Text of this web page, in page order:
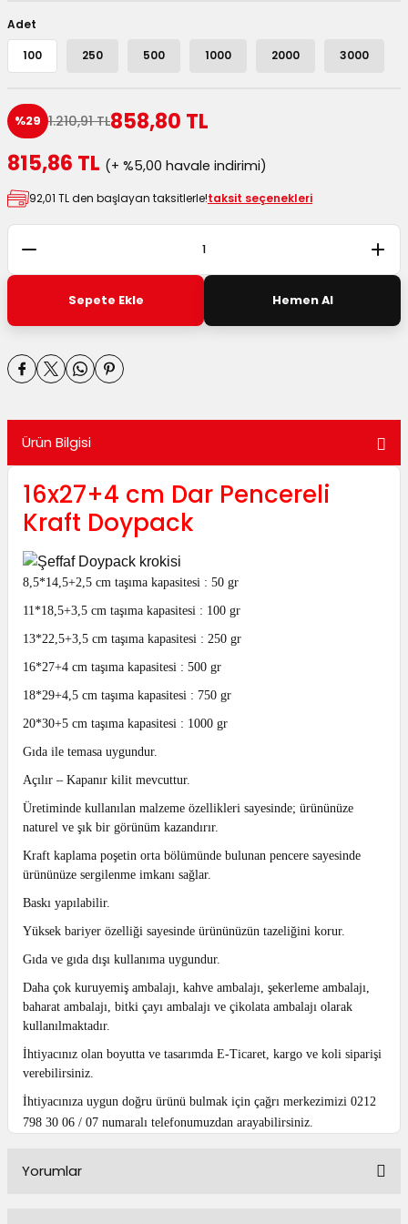
Kutuları
Kutuları
Kutular
ve Koliler
Adet
100 250 500 1000 2000 3000
%29 1.210,91 TL858,80 TL
815,86 TL (+ %5,00 havale indirimi)
92,01 TL den başlayan taksitlerle!taksit seçenekleri
Sepete Ekle Hemen Al
Ürün Bilgisi
16x27+4 cm Dar Pencereli
Kraft Doypack
8,5*14,5+2,5 cm taşıma kapasitesi : 50 gr
11*18,5+3,5 cm taşıma kapasitesi : 100 gr
13*22,5+3,5 cm taşıma kapasitesi : 250 gr
16*27+4 cm taşıma kapasitesi : 500 gr
18*29+4,5 cm taşıma kapasitesi : 750 gr
20*30+5 cm taşıma kapasitesi : 1000 gr
Gıda ile temasa uygundur.
Açılır – Kapanır kilit mevcuttur.
Üretiminde kullanılan malzeme özellikleri sayesinde; ürününüze
naturel ve şık bir görünüm kazandırır.
Kraft kaplama poşetin orta bölümünde bulunan pencere sayesinde
ürününüze sergilenme imkanı sağlar.
Baskı yapılabilir.
Yüksek bariyer özelliği sayesinde ürününüzün tazeliğini korur.
Gıda ve gıda dışı kullanıma uygundur.
Daha çok kuruyemiş ambalajı, kahve ambalajı, şekerleme ambalajı,
baharat ambalajı, bitki çayı ambalajı ve çikolata ambalajı olarak
kullanılmaktadır.
İhtiyacınız olan boyutta ve tasarımda E-Ticaret, kargo ve koli siparişi
verebilirsiniz.
İhtiyacınıza uygun doğru ürünü bulmak için çağrı merkezimizi 0212
798 30 06 / 07 numaralı telefonumuzdan arayabilirsiniz.
Yorumlar